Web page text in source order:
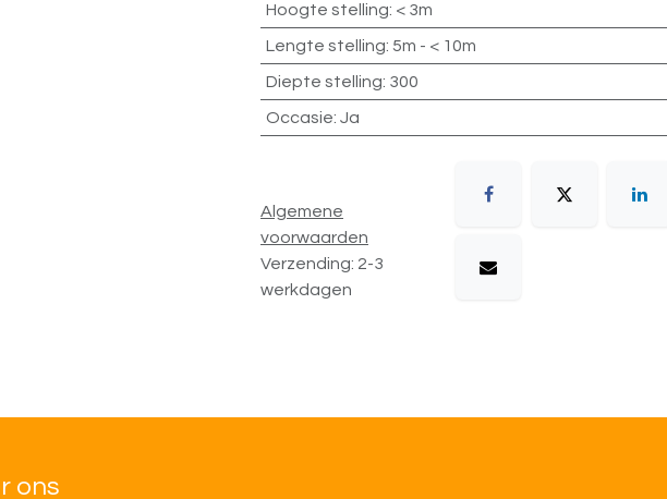
Hoogte stelling: < 3m
Lengte stelling: 5m - < 10m
Diepte stelling: 300
Occasie: Ja
Algemene
voorwaarden
Verzending: 2-3
werkdagen
ons